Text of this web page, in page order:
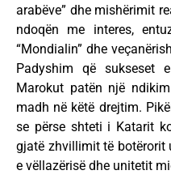
arabëve” dhe mishërimit
ndoqën me interes,
“Mondialin” dhe
Padyshim që sukseset
Marokut patën një
madh në këtë drejtim.
se përse shteti i Katarit
gjatë zhvillimit të botërorit
e vëllazërisë dhe unitetit